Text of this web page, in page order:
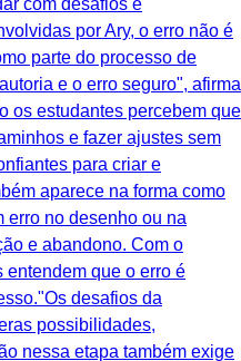
com desafios e
por Ary, o erro não é
parte do processo de
e o erro seguro", afirma
os estudantes percebem que
e fazer ajustes sem
para criar e
aparece na forma como
erro no desenho ou na
e abandono. Com o
entendem que o erro é
desafios da
possibilidades,
nessa etapa também exige